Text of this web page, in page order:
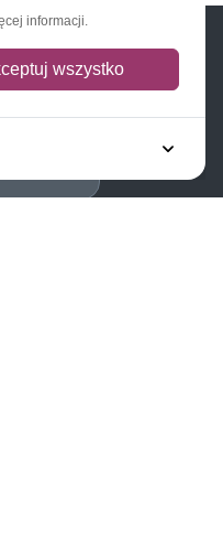
do newslettera
informacji.
wszystko